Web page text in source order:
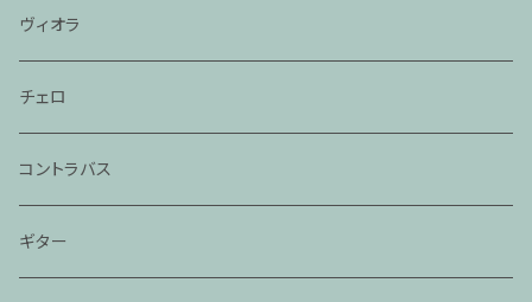
ヴィオラ
チェロ
コントラバス
ギター